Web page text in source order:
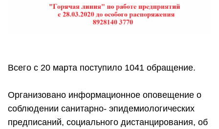
Всего с 20 марта поступило 1041 обращение.
Организовано информационное оповещение о
соблюдении санитарно- эпидемиологических
предписаний, социального дистанцирования, об